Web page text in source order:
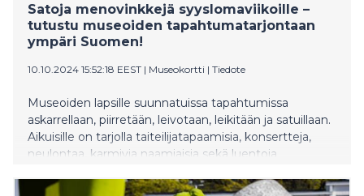
Satoja menovinkkejä syyslomaviikoille –
tutustu museoiden tapahtumatarjontaan
ympäri Suomen!
10.10.2024 15:52:18 EEST | Museokortti | Tiedote
Museoiden lapsille suunnatuissa tapahtumissa
askarrellaan, piirretään, leivotaan, leikitään ja satuillaan.
Aikuisille on tarjolla taiteilijatapaamisia, konsertteja,
neulontaa, karmivia naamiaisia sekä luentoja
syyslomaviikkojen kiinnostavimmat vinkit alueittain.